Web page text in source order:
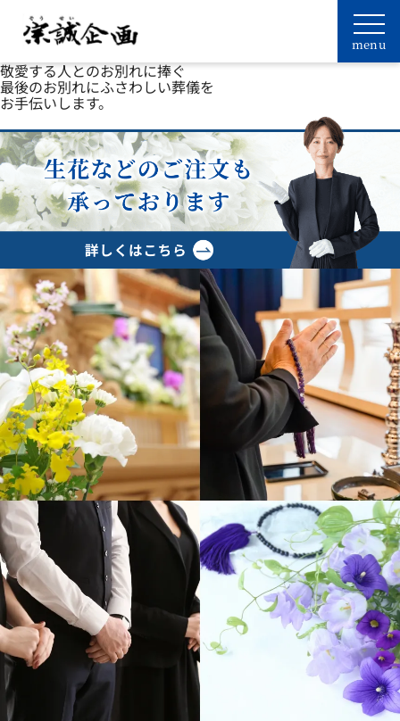
敬愛する人とのお別れに捧ぐ
最後のお別れにふさわしい葬儀を
お手伝いします。